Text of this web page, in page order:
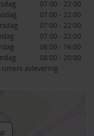
07:00 - 22:00
07:00 - 22:00
07:00 - 22:00
07:00 - 22:00
08:00 - 16:00
08:00 - 20:00
timers avlevering